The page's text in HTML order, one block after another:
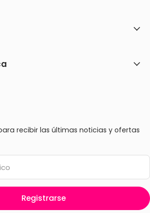
recibir las últimas noticias y ofertas
Registrarse